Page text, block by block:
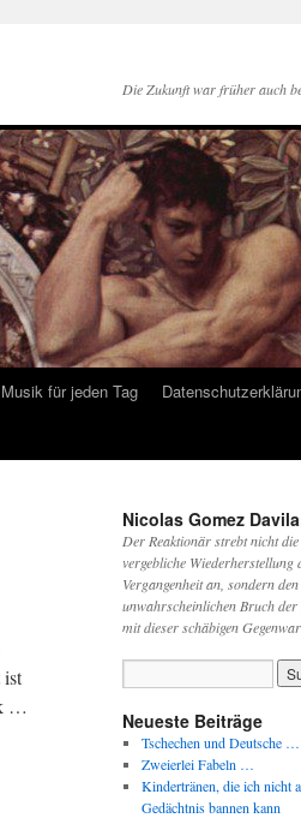
Die Zukunft war früher auch
für jeden Tag
ist
…
Nicolas Gomez
Der Reaktionär strebt nicht die
vergebliche Wiederherstellung
Vergangenheit an, sondern den
unwahrscheinlichen Bruch der
mit dieser schäbigen
Neueste Beiträge
Tschechen und Deutsche …
Zweierlei Fabeln …
Kindertränen, die ich nicht
Gedächtnis bannen kann